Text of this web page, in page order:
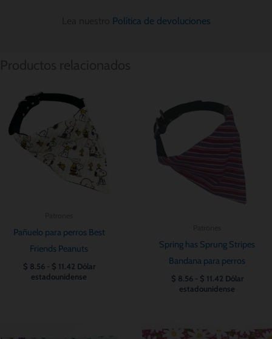
Política de devoluciones
Pañuelo para perros Best
Friends Peanuts
$ 8.56 $ 11.42
de
precios:
desde
$ 8.56
hasta
$ 11.42
Dólar
estadounidense
Spring has Sprung Stripes
Bandana para perros
$ 8.56 $ 11.42
precios:
desde
$ 8.56
Dólar
estadounidense